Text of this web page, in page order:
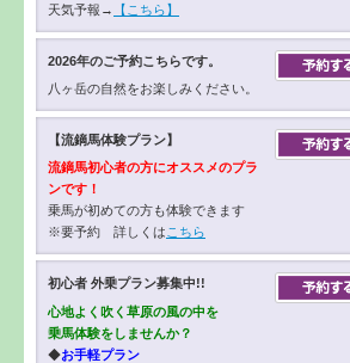
天気予報→
【こちら】
2026年のご予約こちらです。
八ヶ岳の自然をお楽しみください。
【流鏑馬体験プラン】
流鏑馬初心者の方にオススメのプラ
ンです！
乗馬が初めての方も体験できます
※要予約 詳しくは こちら
初心者 外乗プラン募集中!!
心地よく吹く草原の風の中を
乗馬体験をしませんか？
◆お手軽プラン